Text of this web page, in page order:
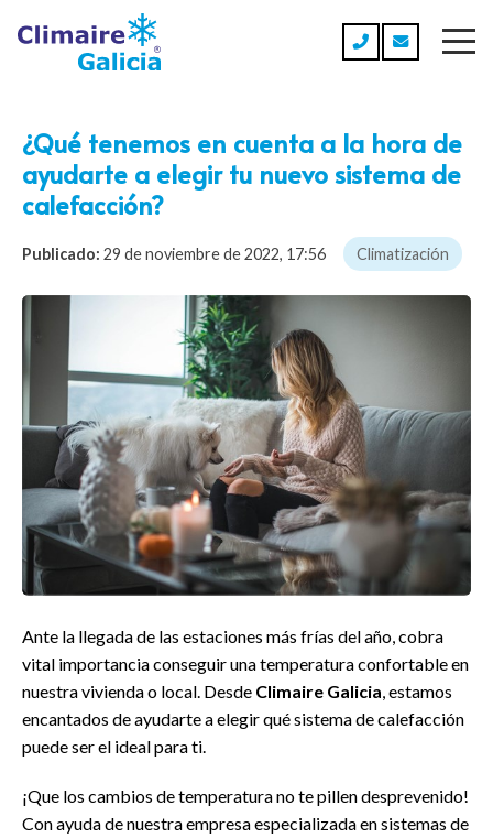
¿Qué tenemos en cuenta a la hora de
ayudarte a elegir tu nuevo sistema de
calefacción?
Publicado: 29 de noviembre de 2022, 17:56 Climatización
Ante la llegada de las estaciones más frías del año, cobra
vital importancia conseguir una temperatura confortable en
nuestra vivienda o local. Desde Climaire Galicia , estamos
encantados de ayudarte a elegir qué sistema de calefacción
puede ser el ideal para ti.
¡Que los cambios de temperatura no te pillen desprevenido!
Con ayuda de nuestra empresa especializada en sistemas de